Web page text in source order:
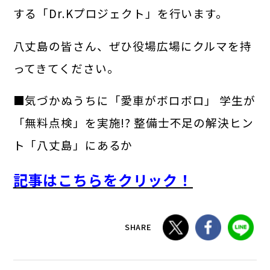
する「Dr.Kプロジェクト」を行います。
八丈島の皆さん、ぜひ役場広場にクルマを持
ってきてください。
■気づかぬうちに「愛車がボロボロ」 学生が
「無料点検」を実施!? 整備士不足の解決ヒン
ト「八丈島」にあるか
記事はこちらをクリック！
SHARE